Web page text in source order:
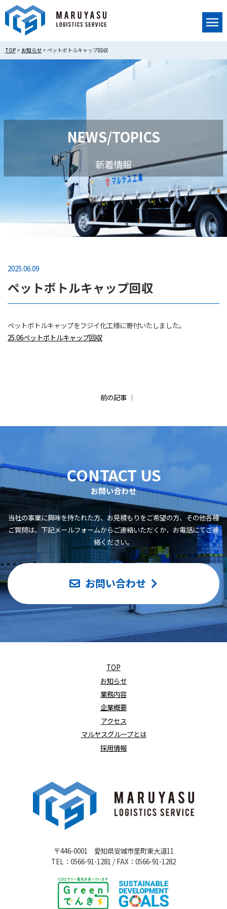
TOP > お知らせ > ペットボトルキャップ回収
NEWS/TOPICS
新着情報
2025.06.09
ペットボトルキャップ回収
ペットボトルキャップをフジイ化工様に寄付いたしました。
25.06ペットボトルキャップ回収
前の記事
CONTACT US
お問い合わせ
当社の事業に興味を持たれた方、お見積もりをご希望の方、その他各種
ご質問は、下記メールフォームからご連絡いただくか、お電話にてご連
絡ください。
お問い合わせ
TOP
お知らせ
業務内容
企業概要
アクセス
マルヤスグループとは
採用情報
〒446-0001 愛知県安城市里町東大道11
TEL：0566-91-1281 / FAX：0566-91-1282